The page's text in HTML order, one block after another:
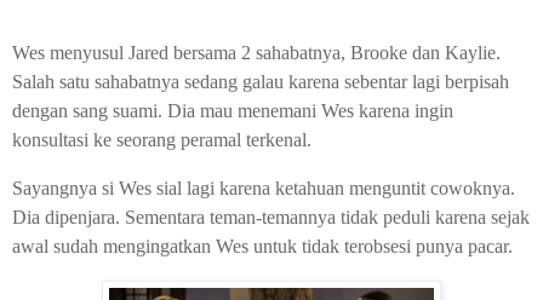
Wes menyusul Jared bersama 2 sahabatnya, Brooke dan Kaylie.
Salah satu sahabatnya sedang galau karena sebentar lagi berpisah
dengan sang suami. Dia mau menemani Wes karena ingin
konsultasi ke seorang peramal terkenal.
Sayangnya si Wes sial lagi karena ketahuan menguntit cowoknya.
Dia dipenjara. Sementara teman-temannya tidak peduli karena sejak
awal sudah mengingatkan Wes untuk tidak terobsesi punya pacar.